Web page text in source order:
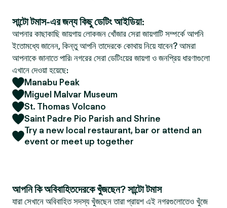
সান্টো টমাস-এর জন্য কিছু ডেটিং আইডিয়া:
আপনার কাছাকাছি জায়গায় লোকজন খোঁজার সেরা জায়গাটি সম্পর্কে আপনি
ইতোমধ্যে জানেন, কিন্তু আপনি তাদেরকে কোথায় নিয়ে যাবেন? আমরা
আপনাকে জানাতে পারি৷ নগরের সেরা ডেটিংয়ের জায়গা ও জনপ্রিয় ধারণাগুলো
এখানে দেওয়া হয়েছে:
Manabu Peak
Miguel Malvar Museum
St. Thomas Volcano
Saint Padre Pio Parish and Shrine
Try a new local restaurant, bar or attend an
event or meet up together
আপনি কি অবিবাহিতদেরকে খুঁজছেন? সান্টো টমাস
যারা সেখানে অবিবাহিত সদস্য খুঁজছেন তারা প্রায়শ এই নগরগুলোতেও খুঁজে